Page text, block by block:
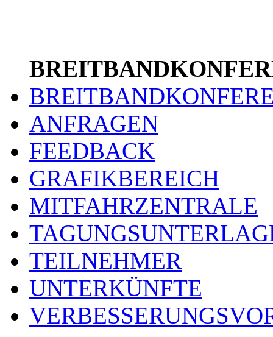
ANFRAGEN
FEEDBACK
GRAFIKBEREICH
MITFAHRZENTRALE
TEILNEHMER
UNTERKÜNFTE